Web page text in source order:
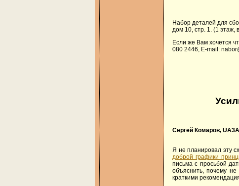
Набор деталей для
дом 10, стр. 1. (1 этаж,
Если же Вам хочется
080 2446, E-mail:
Сергей Комаров,
Я не планировал эту
доброй графики
письма с просьбой
объяснить, почему не
краткими